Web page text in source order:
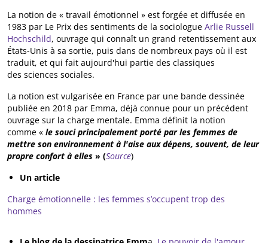
La notion de « travail émotionnel » est forgée et diffusée en
1983 par Le Prix des sentiments de la sociologue Arlie Russell
Hochschild, ouvrage qui connaît un grand retentissement aux
États-Unis à sa sortie, puis dans de nombreux pays où il est
traduit, et qui fait aujourd'hui partie des classiques
des sciences sociales.
La notion est vulgarisée en France par une bande dessinée
publiée en 2018 par Emma, déjà connue pour un précédent
ouvrage sur la charge mentale. Emma définit la notion
comme « le souci principalement porté par les femmes de
mettre son environnement à l'aise aux dépens, souvent, de leur
propre confort à elles » (Source)
Un article
Charge émotionnelle : les femmes s’occupent trop des
hommes